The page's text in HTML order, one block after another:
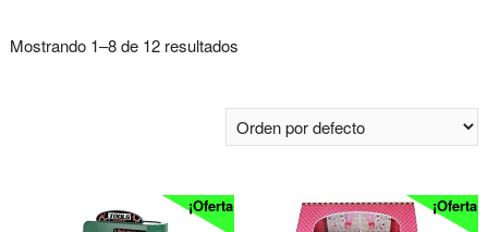
Mostrando 1–8 de 12 resultados
¡Oferta! ¡Oferta!